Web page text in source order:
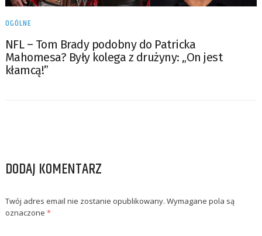
OGÓLNE
NFL – Tom Brady podobny do Patricka
Mahomesa? Były kolega z drużyny: „On jest
kłamcą!”
DODAJ KOMENTARZ
Twój adres email nie zostanie opublikowany. Wymagane pola są
oznaczone *